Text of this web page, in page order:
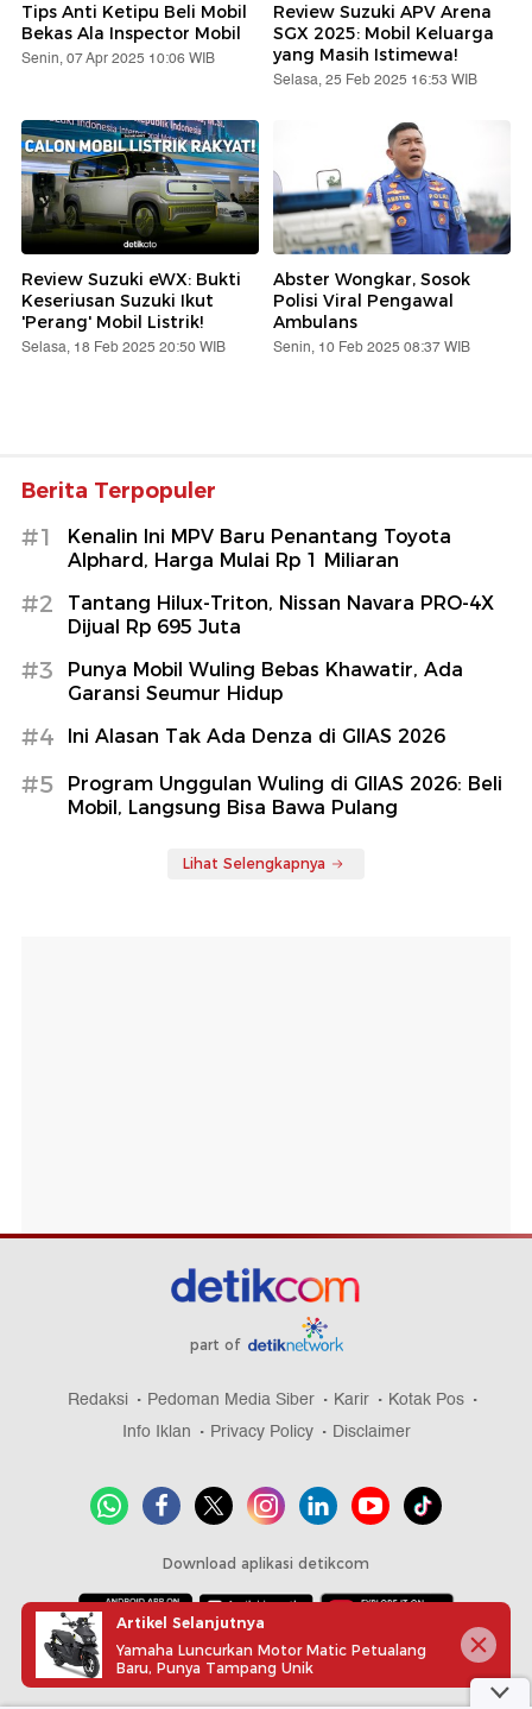
Tips Anti Ketipu Beli Mobil
Bekas Ala Inspector Mobil
Senin, 07 Apr 2025 10:06 WIB
Review Suzuki APV Arena
SGX 2025: Mobil Keluarga
yang Masih Istimewa!
Selasa, 25 Feb 2025 16:53 WIB
Review Suzuki eWX: Bukti
Keseriusan Suzuki Ikut
'Perang' Mobil Listrik!
Selasa, 18 Feb 2025 20:50 WIB
Abster Wongkar, Sosok
Polisi Viral Pengawal
Ambulans
Senin, 10 Feb 2025 08:37 WIB
Berita Terpopuler
#1
Kenalin Ini MPV Baru Penantang Toyota
Alphard, Harga Mulai Rp 1 Miliaran
#2
Tantang Hilux-Triton, Nissan Navara PRO-4X
Dijual Rp 695 Juta
#3
Punya Mobil Wuling Bebas Khawatir, Ada
Garansi Seumur Hidup
#4 Ini Alasan Tak Ada Denza di GIIAS 2026
#5
Program Unggulan Wuling di GIIAS 2026: Beli
Mobil, Langsung Bisa Bawa Pulang
Lihat Selengkapnya
part of
Redaksi Pedoman Media Siber Karir
Kotak Pos
Info Iklan
Privacy Policy Disclaimer
Download aplikasi detikcom
Copyright @ 2026 detikcom, All right reserved
Artikel Selanjutnya
Yamaha Luncurkan Motor Matic Petualang
Baru, Punya Tampang Unik